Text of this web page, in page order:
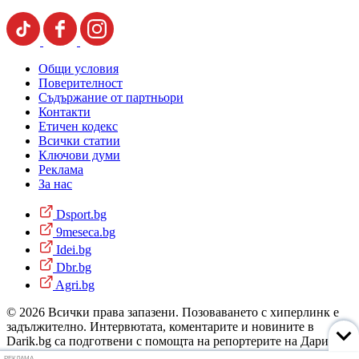
Общи условия
Поверителност
Съдържание от партньори
Контакти
Етичен кодекс
Всички статии
Ключови думи
Реклама
За нас
Dsport.bg
9meseca.bg
Idei.bg
Dbr.bg
Agri.bg
© 2026 Всички права запазени. Позоваването с хиперлинк е
задължително. Интервютата, коментарите и новините в
Darik.bg са подготвени с помощта на репортерите на Дарик
Радио и новинарските емисии на радиото. Снимки: Дарик